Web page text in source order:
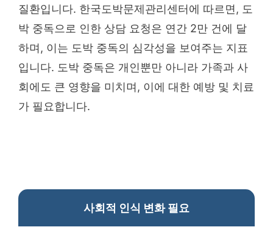
질환입니다. 한국도박문제관리센터에 따르면, 도
박 중독으로 인한 상담 요청은 연간 2만 건에 달
하며, 이는 도박 중독의 심각성을 보여주는 지표
입니다. 도박 중독은 개인뿐만 아니라 가족과 사
회에도 큰 영향을 미치며, 이에 대한 예방 및 치료
가 필요합니다.
사회적 인식 변화 필요